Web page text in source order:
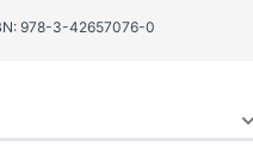
978-3-42657076-0